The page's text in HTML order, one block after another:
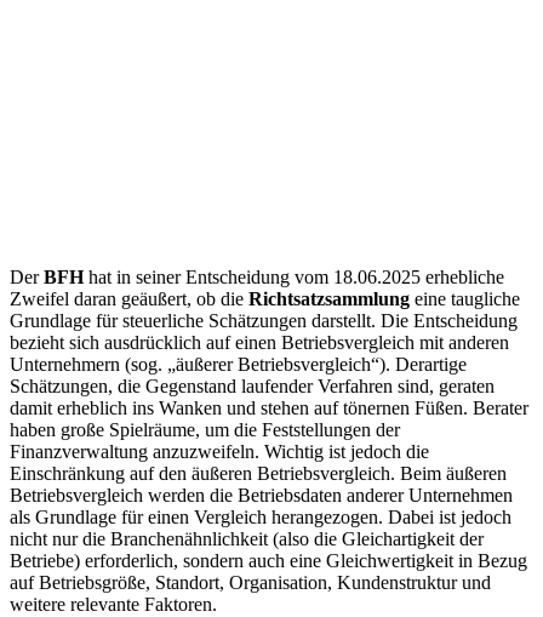
DerBFHhat in seiner Entscheidung vom 18.06.2025 erhebliche
Zweifel daran geäußert, ob die Richtsatzsammlung eine taugliche
Grundlage für steuerliche Schätzungen darstellt. Die Entscheidung
bezieht sich ausdrücklich auf einen Betriebsvergleich mit anderen
Unternehmern (sog. „äußerer Betriebsvergleich“). Derartige
Schätzungen, die Gegenstand laufender Verfahren sind, geraten
damit erheblich ins Wanken und stehen auf tönernen Füßen. Berater
haben große Spielräume, um die Feststellungen der
Finanzverwaltung anzuzweifeln. Wichtig ist jedoch die
Einschränkung auf den äußeren Betriebsvergleich. Beim äußeren
Betriebsvergleich werden die Betriebsdaten anderer Unternehmen
als Grundlage für einen Vergleich herangezogen. Dabei ist jedoch
nicht nur die Branchenähnlichkeit (also die Gleichartigkeit der
Betriebe) erforderlich, sondern auch eine Gleichwertigkeit in Bezug
auf Betriebsgröße, Standort, Organisation, Kundenstruktur und
weitere relevante Faktoren.